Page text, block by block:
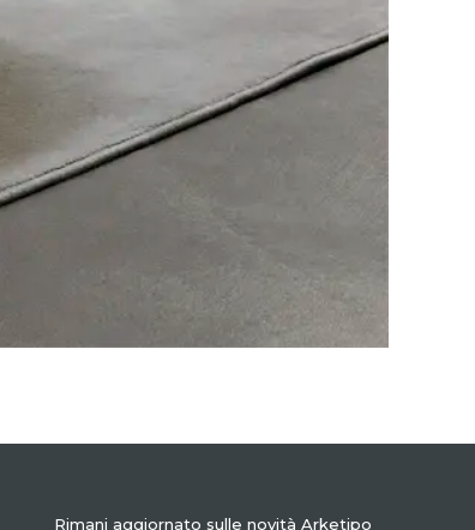
Rimani aggiornato sulle novità Arketipo